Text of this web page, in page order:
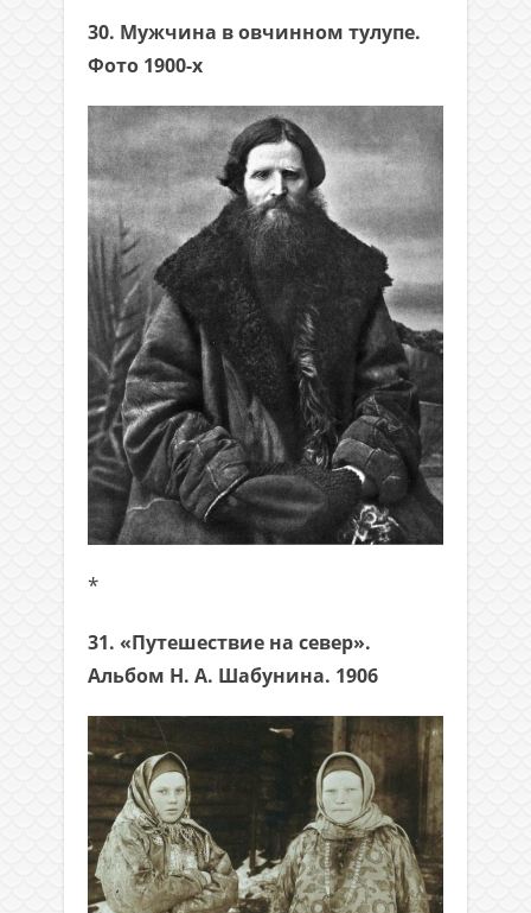
30. Мужчина в овчинном тулупе.
Фото 1900-х
*
31. «Путешествие на север».
Альбом Н. А. Шабунина. 1906